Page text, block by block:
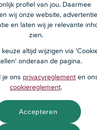
Beleggingsrekening
(pdf) 172,65
informatie
(pdf) 47,84 KB
profiel van jou. Daarmee
wij onze website,
en laten wij je relevante
zien.
altijd wijzigen via
onderaan de pagina.
je ons privacyreglement en
cookiereglement.
Accepteren